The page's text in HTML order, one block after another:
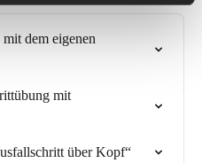
dem eigenen
mit
über Kopf“